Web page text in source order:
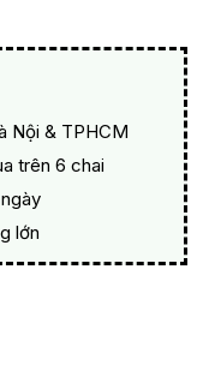
Nội & TPHCM
trên 6 chai
lớn